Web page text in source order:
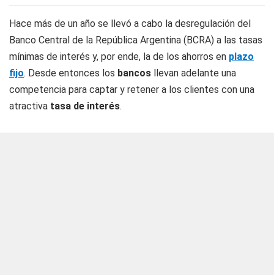
Hace más de un año se llevó a cabo la desregulación del
Banco Central de la República Argentina (BCRA) a las tasas
mínimas de interés y, por ende, la de los ahorros en plazo
fijo. Desde entonces los bancos llevan adelante una
competencia para captar y retener a los clientes con una
atractiva tasa de interés.